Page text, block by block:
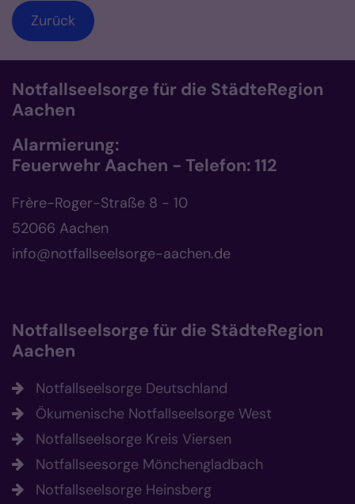
Zurück
Notfallseelsorge für die StädteRegion
Aachen
Alarmierung:
Feuerwehr Aachen - Telefon: 112
Frère-Roger-Straße 8 - 10
52066 Aachen
info@notfallseelsorge-aachen.de
Notfallseelsorge für die StädteRegion
Aachen
Notfallseelsorge Deutschland
Ökumenische Notfallseelsorge West
Notfallseelsorge Kreis Viersen
Notfallseesorge Mönchengladbach
Notfallseelsorge Heinsberg